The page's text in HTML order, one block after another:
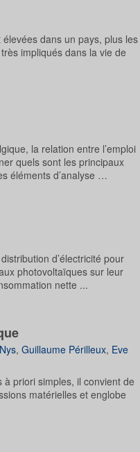
dans un pays, plus les
impliqués dans la vie de
la relation entre l’emploi
quels sont les principaux
éléments d’analyse …
d’électricité pour
photovoltaïques sur leur
nette ...
, Guillaume Périlleux, Eve
priori simples, il convient de
matérielles et englobe